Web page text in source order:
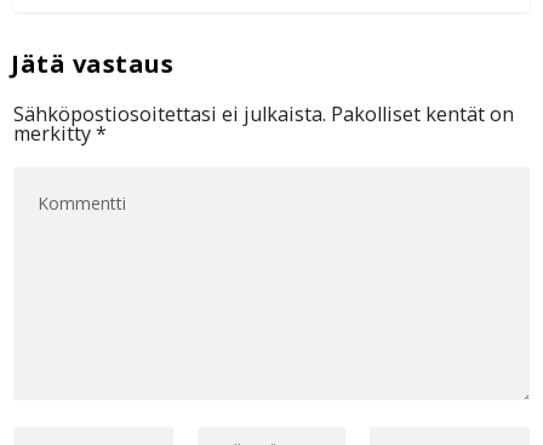
Sähköpostiosoitettasi ei julkaista. Pakolliset kentät on
merkitty*